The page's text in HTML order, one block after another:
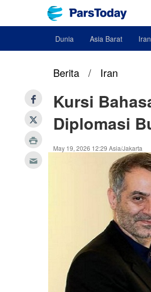
Dunia Asia Barat Iran
Berita / Iran
Kursi
Diplomasi
May 19, 2026 12:29 Asia/Jakarta